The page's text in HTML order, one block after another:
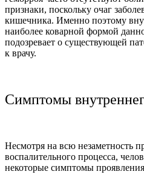
признаки, поскольку очаг
кишечника. Именно поэтому
наиболее коварной формой
подозревает о существующей
к врачу.
Симптомы
Несмотря на всю незаметность
воспалительного процесса,
некоторые симптомы